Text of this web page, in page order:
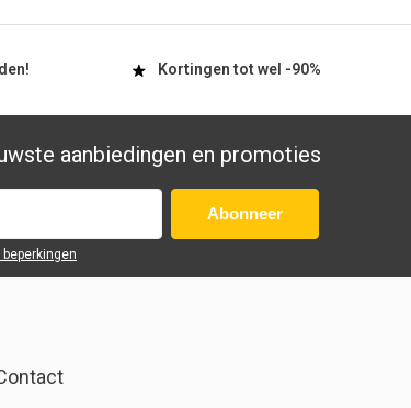
Kortingen tot wel -90%
aanbiedingen en promoties
Abonneer